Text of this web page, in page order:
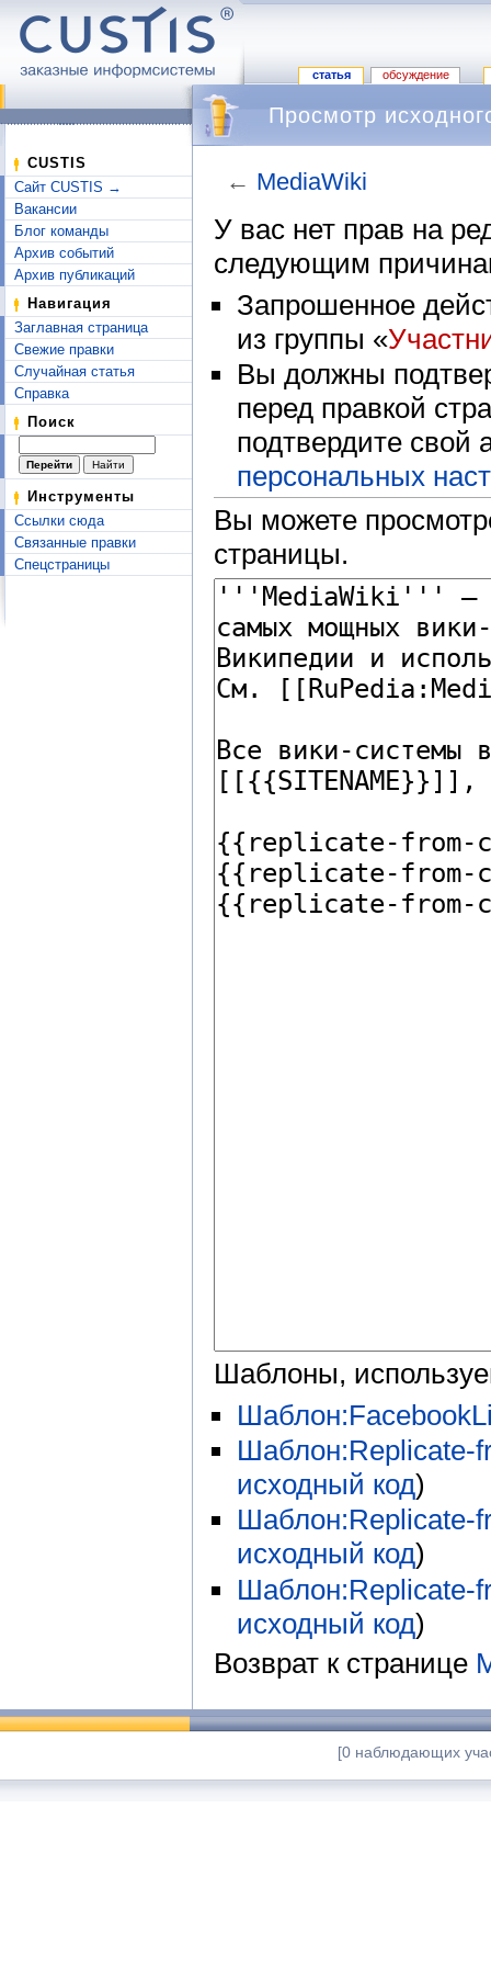
статья обсуждение
CUSTIS
Сайт CUSTIS →
Вакансии
Блог команды
Архив событий
Архив публикаций
Навигация
Заглавная страница
Свежие правки
Случайная статья
Справка
Поиск
Инструменты
Ссылки сюда
Связанные правки
Спецстраницы
Просмотр
← MediaWiki
У вас нет прав на
следующим
Запрошенное
из группы «
Вы должны
перед правкой
подтвердите свой
персональных
Вы можете
страницы.
Шаблоны,
Шаблон:Replicate-
исходный код)
Шаблон:Replicate-
исходный код)
Шаблон:Replicate-
исходный код)
Возврат к странице
[0 наблюдающих